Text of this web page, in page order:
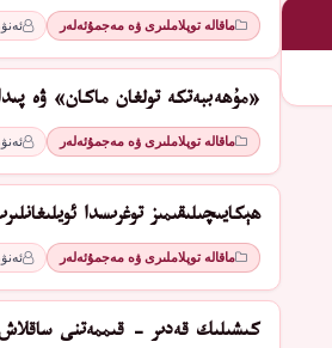
ماقالە توپلاملىرى ۋە مەجمۇئەلەر
«مۇھەببەتكە تولغان ماكان» ۋە
ماقالە توپلاملىرى ۋە مەجمۇئەلەر
ھېكايىچىلىقىمىز توغرىسدا
ماقالە توپلاملىرى ۋە مەجمۇئەلەر
كىشىلىك قەدىر - قىممەتنى ساقلاش